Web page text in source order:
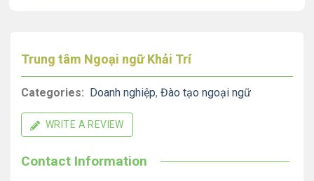
Trung tâm Ngoại ngữ Khải Trí
Categories: Doanh nghiệp, Đào tạo ngoại ngữ
WRITE A REVIEW
Contact Information